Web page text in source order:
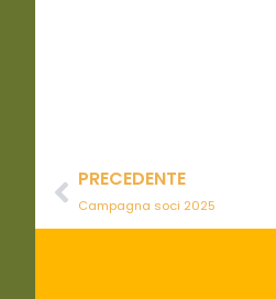
PRECEDENTE
Campagna soci 2025